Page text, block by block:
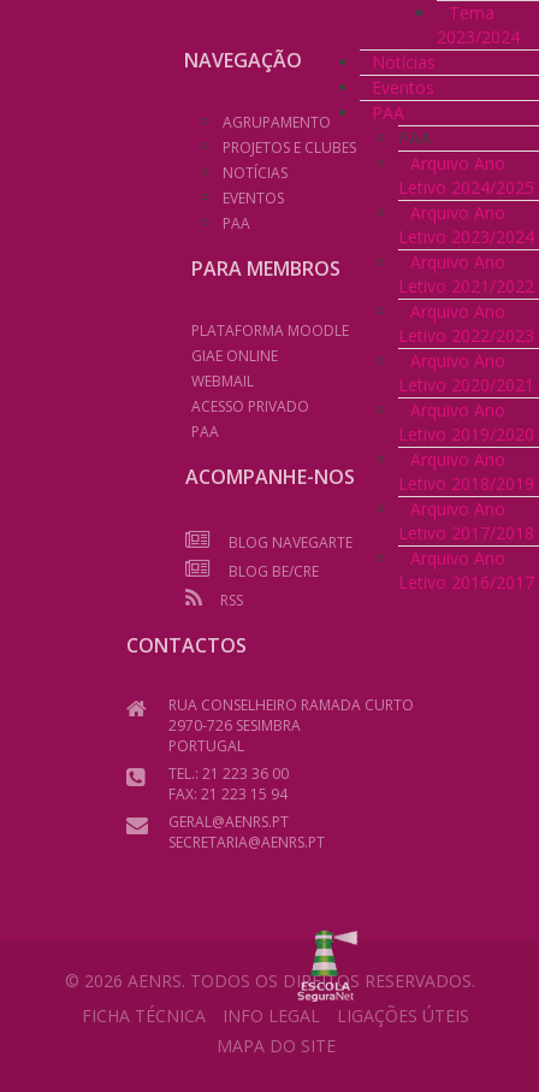
Tema
2023/2024
Notícias
Eventos
PAA
PAA
Arquivo Ano
Letivo 2024/2025
Arquivo Ano
Letivo 2023/2024
Arquivo Ano
Letivo 2021/2022
Arquivo Ano
Letivo 2022/2023
Arquivo Ano
Letivo 2020/2021
Arquivo Ano
Letivo 2019/2020
Arquivo Ano
Letivo 2018/2019
Arquivo Ano
Letivo 2017/2018
Arquivo Ano
Letivo 2016/2017
NAVEGAÇÃO
AGRUPAMENTO
PROJETOS E CLUBES
NOTÍCIAS
EVENTOS
PAA
PARA MEMBROS
PLATAFORMA MOODLE
GIAE ONLINE
WEBMAIL
ACESSO PRIVADO
PAA
ACOMPANHE-NOS
BLOG NAVEGARTE
BLOG BE/CRE
RSS
CONTACTOS
RUA CONSELHEIRO RAMADA CURTO
2970-726 SESIMBRA
PORTUGAL
TEL.: 21 223 36 00
FAX: 21 223 15 94
GERAL@AENRS.PT
SECRETARIA@AENRS.PT
© 2026 AENRS. TODOS OS DIREITOS RESERVADOS.
FICHA TÉCNICA
INFO LEGAL
LIGAÇÕES ÚTEIS
MAPA DO SITE